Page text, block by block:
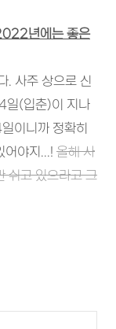
년에는 좋은
. 사주 상으로 신
일(입춘)이 지나
이니까 정확히
어야지...! 올해 사
쉬고 있으라고 그